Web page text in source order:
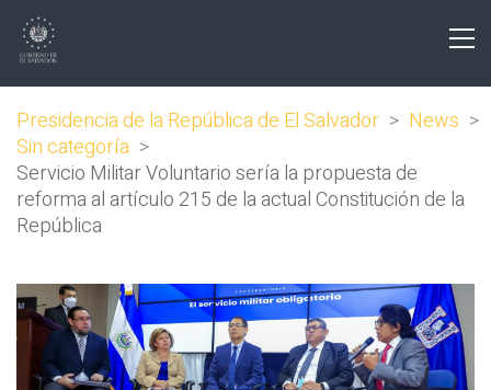
Presidencia de la República de El Salvador > News >
Sin categoría >
Servicio Militar Voluntario sería la propuesta de
reforma al artículo 215 de la actual Constitución de la
República